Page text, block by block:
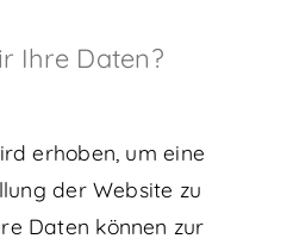
Ihre Daten?
erhoben, um eine
der Website zu
Daten können zur